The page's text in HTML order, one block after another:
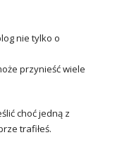
nie tylko o
przynieść wiele
choć jedną z
trafiłeś.